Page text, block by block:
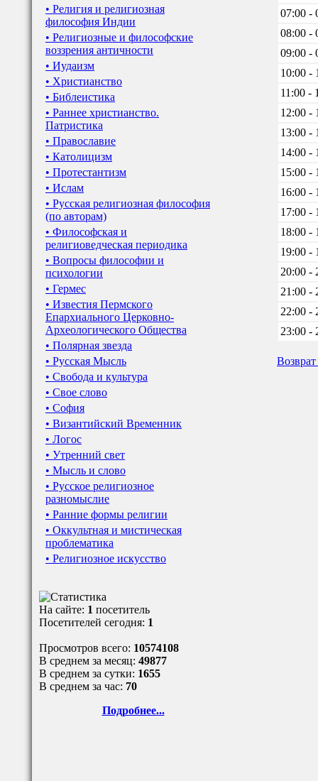
• Религия и религиозная
философия Индии
• Религиозные и философские
воззрения античности
• Иудаизм
• Христианство
• Библеистика
• Раннее христианство.
Патристика
• Православие
• Католицизм
• Протестантизм
• Ислам
• Русская религиозная философия
(по авторам)
• Философская и
религиоведческая периодика
• Вопросы философии и
психологии
• Гермес
• Известия Пермского
Епархиального Церковно-
Археологического Общества
• Полярная звезда
• Русская Мысль
• Свобода и культура
• Свое слово
• София
• Византийский Временник
• Логос
• Утренний свет
• Мысль и слово
• Русское религиозное
разномыслие
• Ранние формы религии
• Оккультная и мистическая
проблематика
• Религиозное искусство
На сайте: 1 посетитель
Посетителей сегодня: 1
Просмотров всего: 10574108
В среднем за месяц: 49877
В среднем за сутки: 1655
В среднем за час: 70
Подробнее...
07:00 -
08:00 -
09:00 -
10:00 -
11:00 -
12:00 -
13:00 -
14:00 -
15:00 -
16:00 -
17:00 -
18:00 -
19:00 -
20:00 -
21:00 -
22:00 -
23:00 -
Возврат